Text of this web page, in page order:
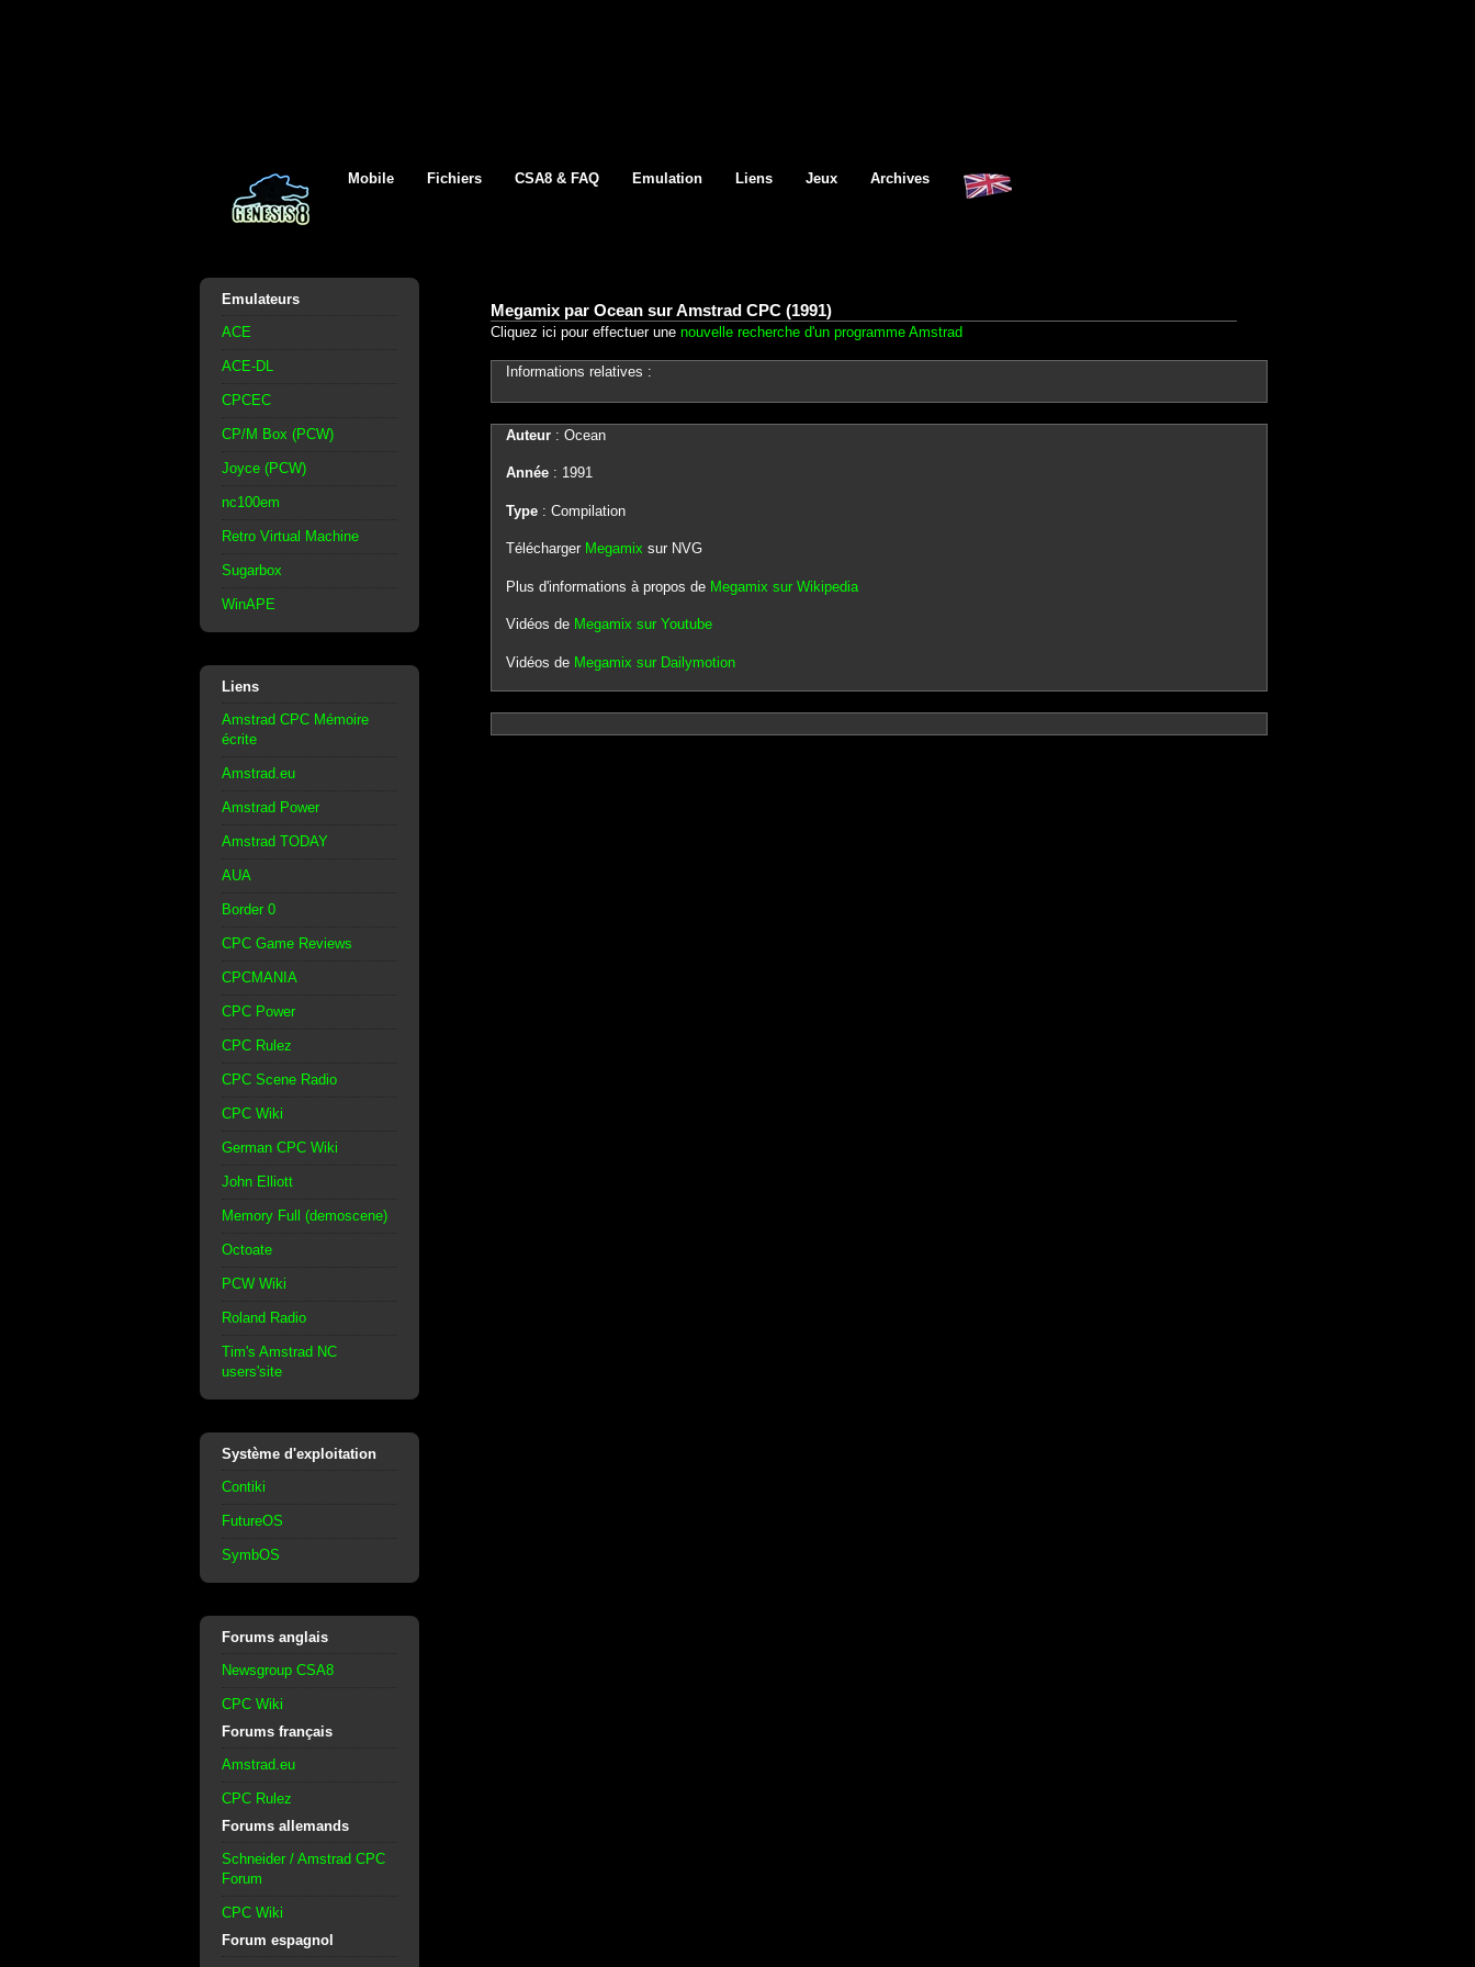
Mobile Fichiers CSA8 & FAQ Emulation Liens Jeux Archives
Emulateurs
ACE
ACE-DL
CPCEC
CP/M Box (PCW)
Joyce (PCW)
nc100em
Retro Virtual Machine
Sugarbox
WinAPE
Liens
Amstrad CPC Mémoire
écrite
Amstrad.eu
Amstrad Power
Amstrad TODAY
AUA
Border 0
CPC Game Reviews
CPCMANIA
CPC Power
CPC Rulez
CPC Scene Radio
CPC Wiki
German CPC Wiki
John Elliott
Memory Full (demoscene)
Octoate
PCW Wiki
Roland Radio
Tim's Amstrad NC
users'site
Système d'exploitation
Contiki
FutureOS
SymbOS
Forums anglais
Newsgroup CSA8
CPC Wiki
Forums français
Amstrad.eu
CPC Rulez
Forums allemands
Schneider / Amstrad CPC
Forum
CPC Wiki
Forum espagnol
Megamix par Ocean sur Amstrad CPC (1991)
Cliquez ici pour effectuer une nouvelle recherche d'un programme Amstrad
Informations relatives :
Auteur: Ocean
Année: 1991
Type: Compilation
Télécharger Megamix sur NVG
Plus d'informations à propos de Megamix sur Wikipedia
Vidéos de Megamix sur Youtube
Vidéos de Megamix sur Dailymotion